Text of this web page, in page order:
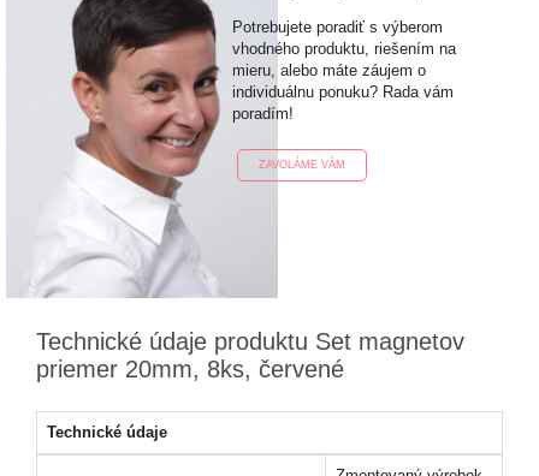
Potrebujete poradiť s výberom
vhodného produktu, riešením na
mieru, alebo máte záujem o
individuálnu ponuku? Rada vám
poradím!
ZAVOLÁME VÁM
Technické údaje produktu Set magnetov
priemer 20mm, 8ks, červené
Technické údaje